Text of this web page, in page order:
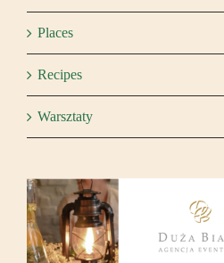
Places
Recipes
Warsztaty